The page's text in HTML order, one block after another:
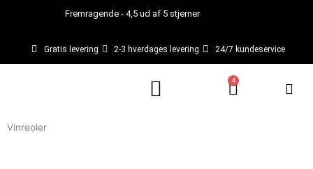
Fremragende - 4,5 ud af 5 stjerner
Gratis levering 2-3 hverdages levering 24/7 kundeservice
4
Kurv
Vinreoler